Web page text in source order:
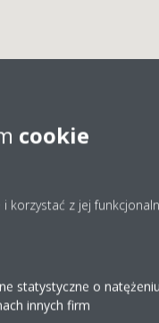
Z O.O.
cookie
korzystać z jej
statystyczne o
innych firm